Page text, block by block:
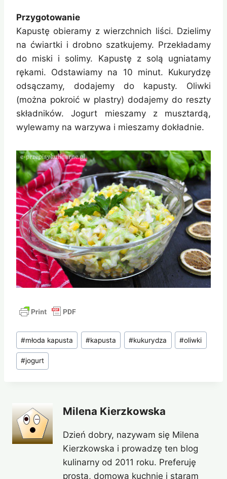
Przygotowanie
Kapustę obieramy z wierzchnich liści. Dzielimy
na ćwiartki i drobno szatkujemy. Przekładamy
do miski i solimy. Kapustę z solą ugniatamy
rękami. Odstawiamy na 10 minut. Kukurydzę
odsączamy, dodajemy do kapusty. Oliwki
(można pokroić w plastry) dodajemy do reszty
składników. Jogurt mieszamy z musztardą,
wylewamy na warzywa i mieszamy dokładnie.
Tagi
wpisu:
#młoda kapusta #kapusta #kukurydza #oliwki
#jogurt
Milena Kierzkowska
Dzień dobry, nazywam się Milena
Kierzkowska i prowadzę ten blog
kulinarny od 2011 roku. Preferuję
prostą, domową kuchnię i staram